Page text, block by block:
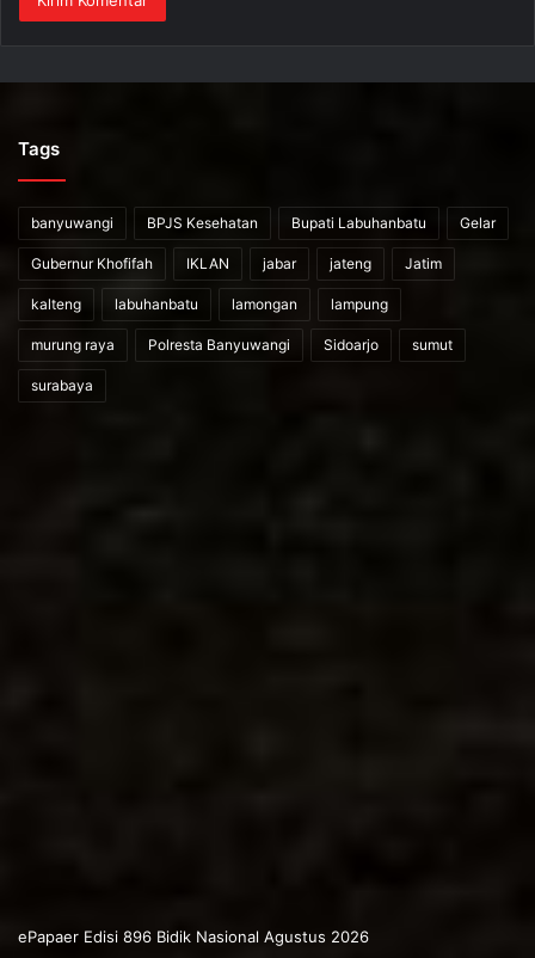
Tags
banyuwangi BPJS Kesehatan Bupati Labuhanbatu Gelar
Gubernur Khofifah IKLAN jabar jateng Jatim
kalteng labuhanbatu lamongan lampung
murung raya Polresta Banyuwangi Sidoarjo sumut
surabaya
ePapaer Edisi 896 Bidik Nasional Agustus 2026